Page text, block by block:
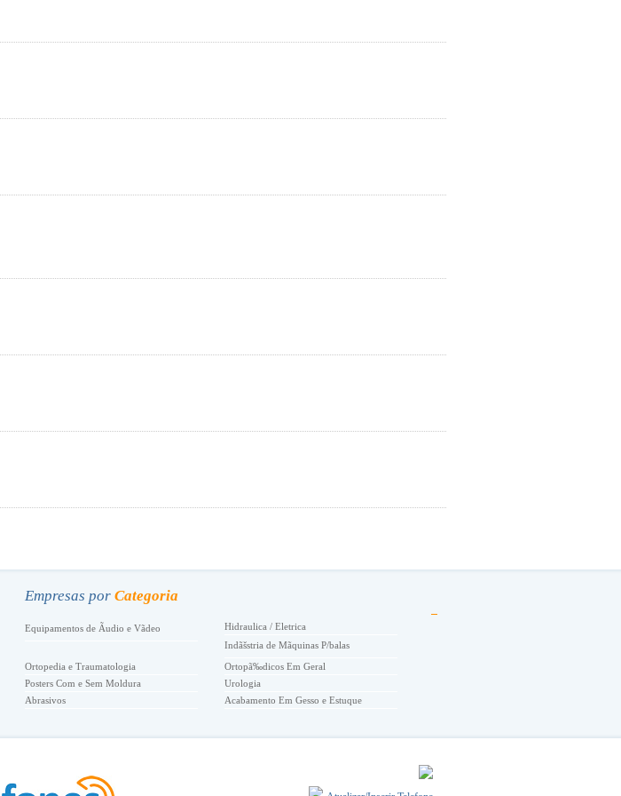
Empresas por Categoria
Equipamentos de Ãudio e Vãdeo
Hidraulica / Eletrica
Indãšstria de Mãquinas P/balas
Ortopedia e Traumatologia
Ortopã‰dicos Em Geral
Posters Com e Sem Moldura
Urologia
Abrasivos
Acabamento Em Gesso e Estuque
Acessã“rios de Conforto
Acessã“rios de Moda